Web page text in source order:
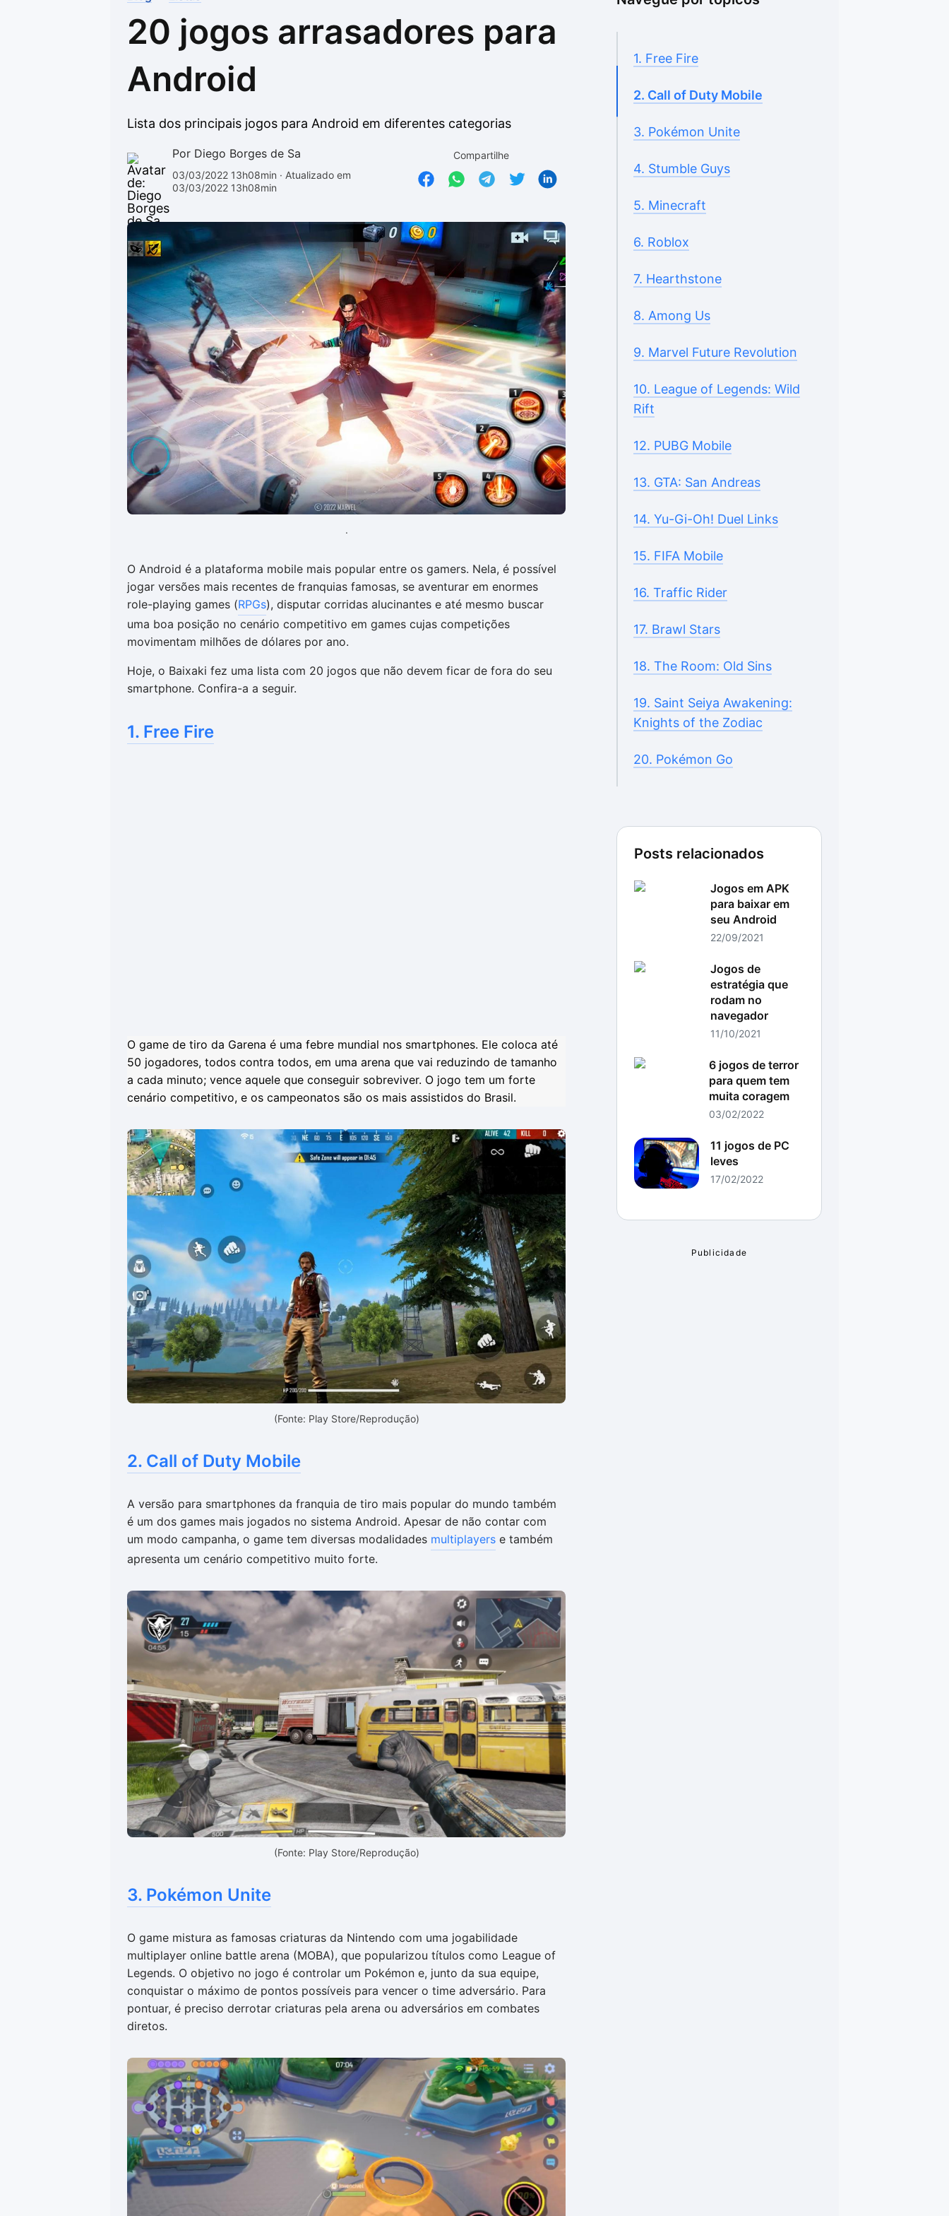
Drivers
Outros
20 jogos arrasadores para
Android
Lista dos principais jogos para Android em diferentes categorias
Por Diego Borges de Sa
03/03/2022 13h08min · Atualizado em
03/03/2022 13h08min
Compartilhe
.
O Android é a plataforma mobile mais popular entre os gamers. Nela, é possível
jogar versões mais recentes de franquias famosas, se aventurar em enormes
role-playing games (RPGs), disputar corridas alucinantes e até mesmo buscar
uma boa posição no cenário competitivo em games cujas competições
movimentam milhões de dólares por ano.
Hoje, o Baixaki fez uma lista com 20 jogos que não devem ficar de fora do seu
smartphone. Confira-a a seguir.
1. Free Fire
O game de tiro da Garena é uma febre mundial nos smartphones. Ele coloca até
50 jogadores, todos contra todos, em uma arena que vai reduzindo de tamanho
a cada minuto; vence aquele que conseguir sobreviver. O jogo tem um forte
cenário competitivo, e os campeonatos são os mais assistidos do Brasil.
(Fonte: Play Store/Reprodução)
2. Call of Duty Mobile
A versão para smartphones da franquia de tiro mais popular do mundo também
é um dos games mais jogados no sistema Android. Apesar de não contar com
um modo campanha, o game tem diversas modalidades multiplayers e também
apresenta um cenário competitivo muito forte.
(Fonte: Play Store/Reprodução)
3. Pokémon Unite
O game mistura as famosas criaturas da Nintendo com uma jogabilidade
multiplayer online battle arena (MOBA), que popularizou títulos como League of
Legends. O objetivo no jogo é controlar um Pokémon e, junto da sua equipe,
conquistar o máximo de pontos possíveis para vencer o time adversário. Para
pontuar, é preciso derrotar criaturas pela arena ou adversários em combates
diretos.
1. Free Fire
2. Call of Duty Mobile
3. Pokémon Unite
4. Stumble Guys
5. Minecraft
6. Roblox
7. Hearthstone
8. Among Us
9. Marvel Future Revolution
10. League of Legends: Wild
Rift
12. PUBG Mobile
13. GTA: San Andreas
14. Yu-Gi-Oh! Duel Links
15. FIFA Mobile
16. Traffic Rider
17. Brawl Stars
18. The Room: Old Sins
19. Saint Seiya Awakening:
Knights of the Zodiac
20. Pokémon Go
Posts relacionados
Jogos em APK
para baixar em
seu Android
22/09/2021
Jogos de
estratégia que
rodam no
navegador
11/10/2021
6 jogos de terror
para quem tem
muita coragem
03/02/2022
11 jogos de PC
leves
17/02/2022